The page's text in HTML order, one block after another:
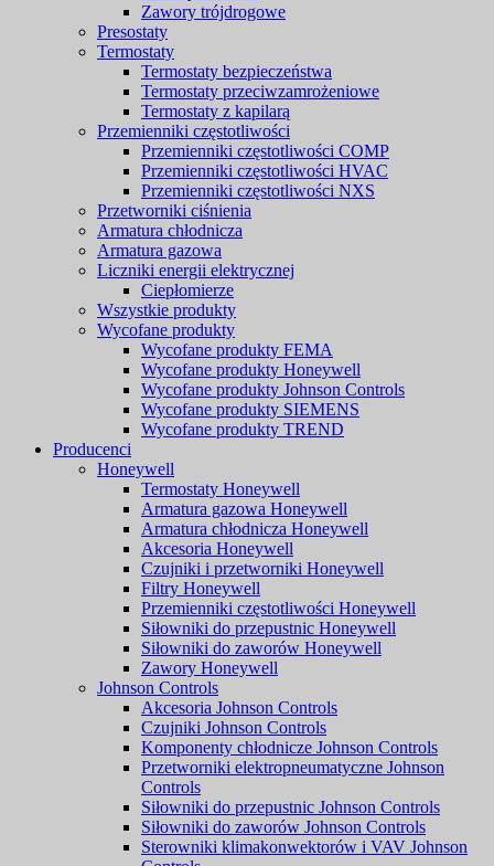
Zawory trójdrogowe
Presostaty
Termostaty
Termostaty bezpieczeństwa
Termostaty przeciwzamrożeniowe
Termostaty z kapilarą
Przemienniki częstotliwości
Przemienniki częstotliwości COMP
Przemienniki częstotliwości HVAC
Przemienniki częstotliwości NXS
Przetworniki ciśnienia
Armatura chłodnicza
Armatura gazowa
Liczniki energii elektrycznej
Ciepłomierze
Wszystkie produkty
Wycofane produkty
Wycofane produkty FEMA
Wycofane produkty Honeywell
Wycofane produkty Johnson Controls
Wycofane produkty SIEMENS
Wycofane produkty TREND
Producenci
Honeywell
Termostaty Honeywell
Armatura gazowa Honeywell
Armatura chłodnicza Honeywell
Akcesoria Honeywell
Czujniki i przetworniki Honeywell
Filtry Honeywell
Przemienniki częstotliwości Honeywell
Siłowniki do przepustnic Honeywell
Siłowniki do zaworów Honeywell
Zawory Honeywell
Johnson Controls
Akcesoria Johnson Controls
Czujniki Johnson Controls
Komponenty chłodnicze Johnson Controls
Przetworniki elektropneumatyczne Johnson
Controls
Siłowniki do przepustnic Johnson Controls
Siłowniki do zaworów Johnson Controls
Sterowniki klimakonwektorów i VAV Johnson